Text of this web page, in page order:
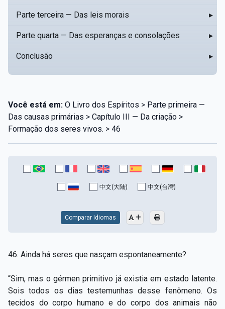
Parte terceira — Das leis morais ▸
Parte quarta — Das esperanças e consolações ▸
Conclusão ▸
Você está em: O Livro dos Espíritos > Parte primeira —
Das causas primárias > Capítulo III — Da criação >
Formação dos seres vivos. > 46
中文(大陆) 中文(台灣)
Comparar Idiomas
46. Ainda há seres que nasçam espontaneamente?
“Sim, mas o gérmen primitivo já existia em estado latente.
Sois todos os dias testemunhas desse fenômeno. Os
tecidos do corpo humano e do corpo dos animais não